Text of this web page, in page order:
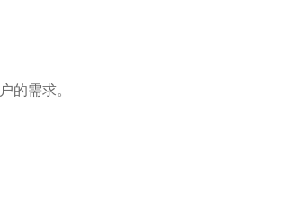
需求。